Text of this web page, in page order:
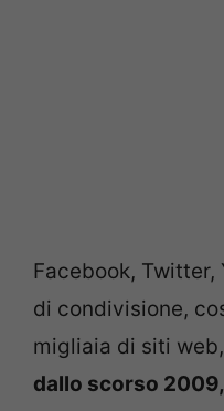
Facebook,
di condivisione,
migliaia di siti
dallo scorso